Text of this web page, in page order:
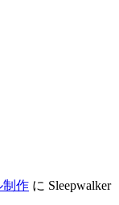
作 に Sleepwalker